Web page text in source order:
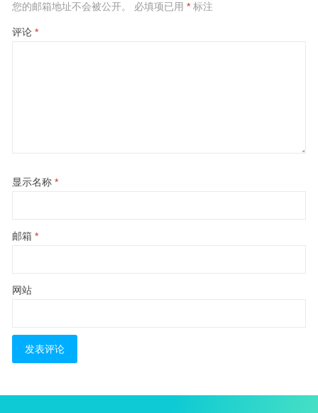
您的邮箱地址不会被公开。 必填项已用 *标注
评论 *
显示名称 *
邮箱 *
网站